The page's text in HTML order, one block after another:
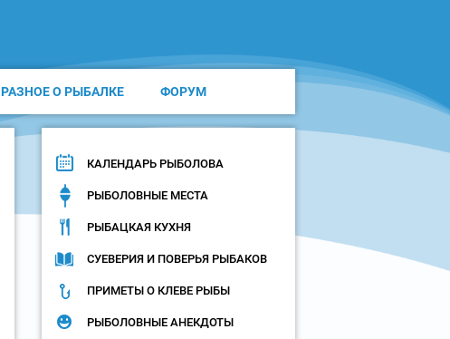
РАЗНОЕ О РЫБАЛКЕ ФОРУМ
КАЛЕНДАРЬ РЫБОЛОВА
РЫБОЛОВНЫЕ МЕСТА
РЫБАЦКАЯ КУХНЯ
СУЕВЕРИЯ И ПОВЕРЬЯ РЫБАКОВ
ПРИМЕТЫ О КЛЕВЕ РЫБЫ
РЫБОЛОВНЫЕ АНЕКДОТЫ